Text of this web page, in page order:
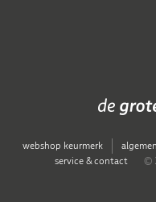
webshop keurmerk
service & contact
©